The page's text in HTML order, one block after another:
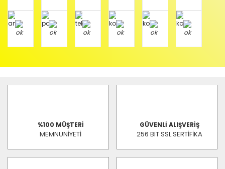
%100 MÜŞTERİ
MEMNUNİYETİ
GÜVENLİ ALIŞVERİŞ
256 BIT SSL SERTİFİKA